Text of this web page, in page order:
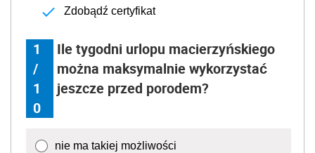
Zdobądź certyfikat
1
/
1
0
Ile tygodni urlopu macierzyńskiego
można maksymalnie wykorzystać
jeszcze przed porodem?
nie ma takiej możliwości